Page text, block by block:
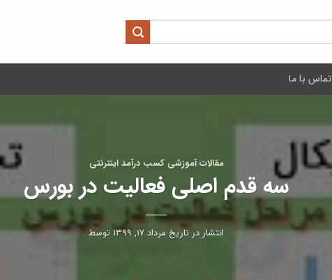
تماس با ما
مقالات آموزشی کسب درآمد اینترنتی
سه قدم اصلی فعالیت در بورس
انتشار در تاریخ مرداد ۱۷, ۱۳۹۹ توسط